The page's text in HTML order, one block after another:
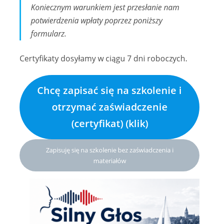
Koniecznym warunkiem jest przesłanie nam
potwierdzenia wpłaty poprzez poniższy
formularz.
Certyfikaty dosyłamy w ciągu 7 dni roboczych.
Chcę zapisać się na szkolenie i
otrzymać zaświadczenie
(certyfikat) (klik)
Zapisuję się na szkolenie bez zaświadczenia i
materiałów